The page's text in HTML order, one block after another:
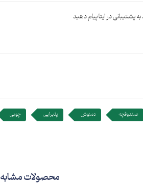
در ایتا پیام دهید
صندوقچه دمنوش پذیرایی چوبی
محصولات مشابه